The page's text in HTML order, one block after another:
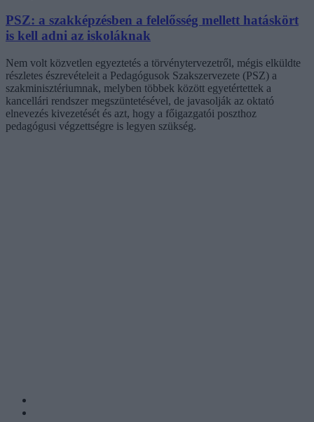
PSZ: a szakképzésben a felelősség mellett hatáskört
is kell adni az iskoláknak
Nem volt közvetlen egyeztetés a törvénytervezetről, mégis elküldte
részletes észrevételeit a Pedagógusok Szakszervezete (PSZ) a
szakminisztériumnak, melyben többek között egyetértettek a
kancellári rendszer megszüntetésével, de javasolják az oktató
elnevezés kivezetését és azt, hogy a főigazgatói poszthoz
pedagógusi végzettségre is legyen szükség.